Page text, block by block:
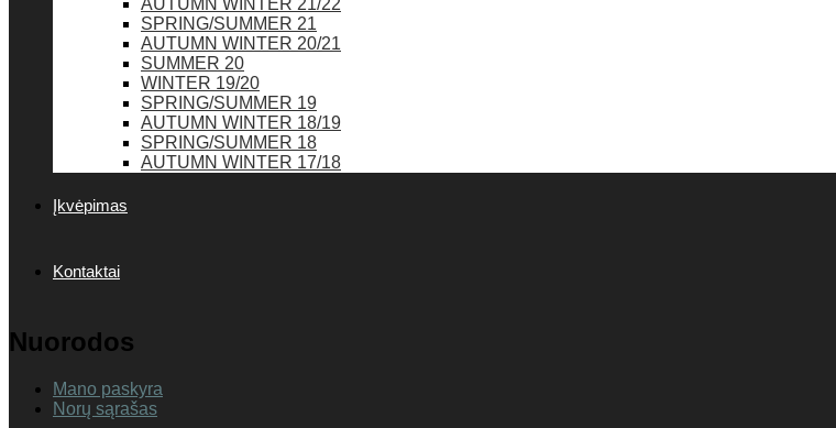
AUTUMN WINTER 21/22
SPRING/SUMMER 21
AUTUMN WINTER 20/21
SUMMER 20
WINTER 19/20
SPRING/SUMMER 19
AUTUMN WINTER 18/19
SPRING/SUMMER 18
AUTUMN WINTER 17/18
Įkvėpimas
Kontaktai
Nuorodos
Mano paskyra
Norų sąrašas